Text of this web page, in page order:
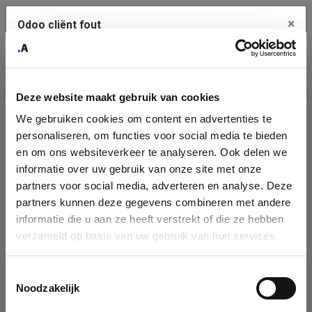
Deze website maakt gebruik van cookies
We gebruiken cookies om content en advertenties te
personaliseren, om functies voor social media te bieden
en om ons websiteverkeer te analyseren. Ook delen we
informatie over uw gebruik van onze site met onze
partners voor social media, adverteren en analyse. Deze
partners kunnen deze gegevens combineren met andere
informatie die u aan ze heeft verstrekt of die ze hebben
verzameld op basis van uw gebruik van hun services.
Noodzakelijk
Identificatie
onderneming
Please fill in your company details
You can search a company in our database by name, VAT or
enterprise ID. When a company is selected it will auto-complete the
form. If you don't find your company in our database, you can create
Odoo cliënt fout ×
klembord
Je dient de kopieer knop te gebruiken om de fout te melden
aan support.
Bekijk details